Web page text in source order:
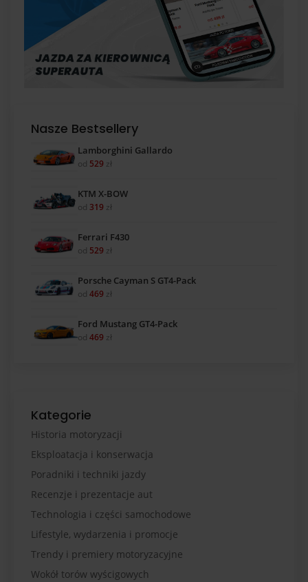
Nasze Bestsellery
Lamborghini Gallardo
od 529 zł
KTM X-BOW
od 319 zł
Ferrari F430
od 529 zł
Porsche Cayman S GT4-Pack
od 469 zł
Ford Mustang GT4-Pack
od 469 zł
Kategorie
Historia motoryzacji
Eksploatacja i konserwacja
Poradniki i techniki jazdy
Recenzje i prezentacje aut
Technologia i części samochodowe
Lifestyle, wydarzenia i promocje
Trendy i premiery motoryzacyjne
Wokół torów wyścigowych